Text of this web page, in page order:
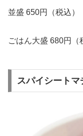
並盛 650円（税込）
ごはん大盛 680円（
スパイシートマ